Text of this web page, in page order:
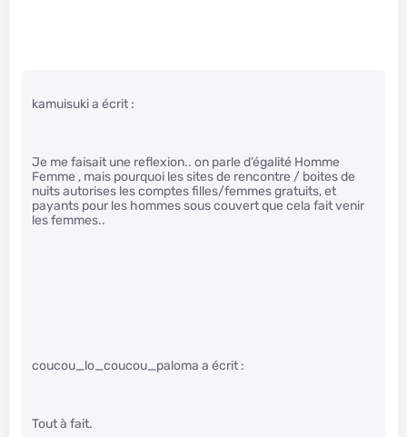
kamuisuki a écrit :
Je me faisait une reflexion.. on parle d’égalité Homme
Femme , mais pourquoi les sites de rencontre / boites de
nuits autorises les comptes filles/femmes gratuits, et
payants pour les hommes sous couvert que cela fait venir
les femmes..
coucou_lo_coucou_paloma a écrit :
Tout à fait.